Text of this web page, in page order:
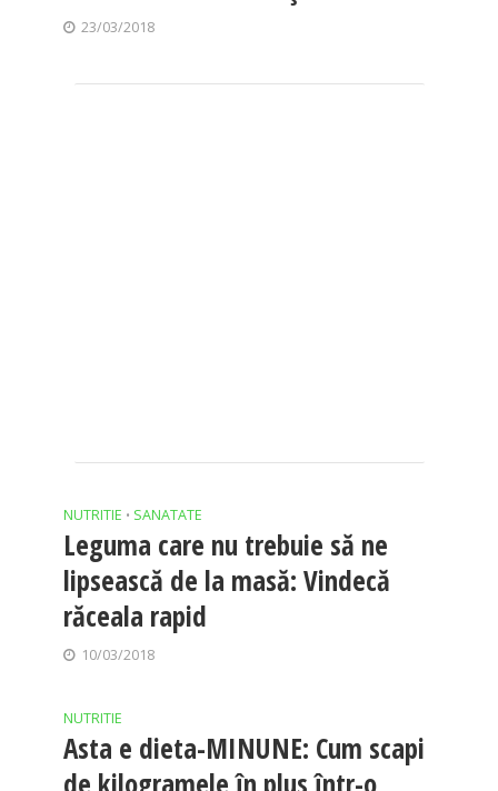
23/03/2018
NUTRITIE • SANATATE
Leguma care nu trebuie să ne
lipsească de la masă: Vindecă
răceala rapid
10/03/2018
NUTRITIE
Asta e dieta-MINUNE: Cum scapi
de kilogramele în plus într-o